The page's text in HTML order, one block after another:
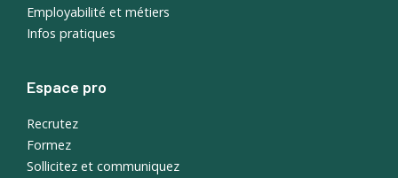
Employabilité et métiers
Infos pratiques
Espace pro
Recrutez
Formez
Sollicitez et communiquez